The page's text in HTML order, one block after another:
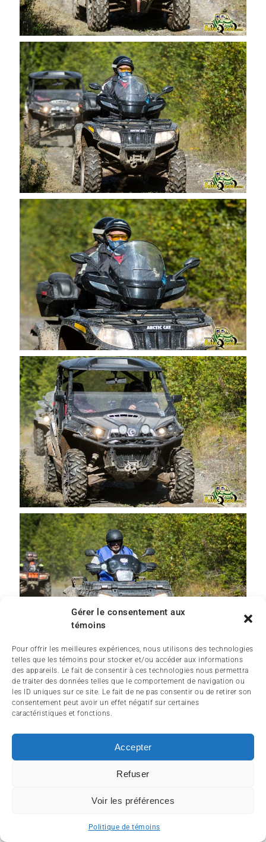
Gérer le consentement aux
témoins
Pour offrir les meilleures expériences, nous utilisons des technologies
telles que les témoins pour stocker et/ou accéder aux informations
des appareils. Le fait de consentir à ces technologies nous permettra
de traiter des données telles que le comportement de navigation ou
les ID uniques sur ce site. Le fait de ne pas consentir ou de retirer son
consentement peut avoir un effet négatif sur certaines
caractéristiques et fonctions.
Accepter
Refuser
Voir les préférences
Politique de témoins